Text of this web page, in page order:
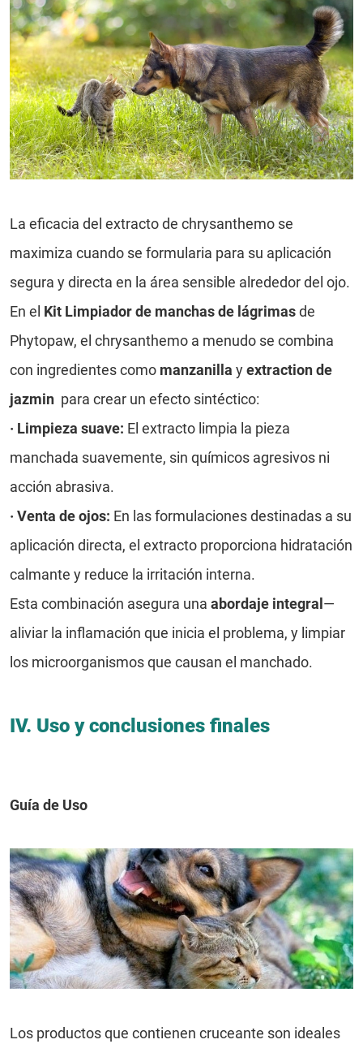
La eficacia del extracto de chrysanthemo se
maximiza cuando se formularia para su aplicación
segura y directa en la área sensible alrededor del ojo.
En el Kit Limpiador de manchas de lágrimasde
Phytopaw, el chrysanthemo a menudo se combina
con ingredientes como manzanilla yextraction de
jazmin para crear un efecto sintéctico:
· Limpieza suave: El extracto limpia la pieza
manchada suavemente, sin químicos agresivos ni
acción abrasiva.
· Venta de ojos: En las formulaciones destinadas a su
aplicación directa, el extracto proporciona hidratación
calmante y reduce la irritación interna.
Esta combinación asegura una abordaje integral—
aliviar la inflamación que inicia el problema, y limpiar
los microorganismos que causan el manchado.
IV. Uso y conclusiones finales
Guía de Uso
Los productos que contienen cruceante son ideales